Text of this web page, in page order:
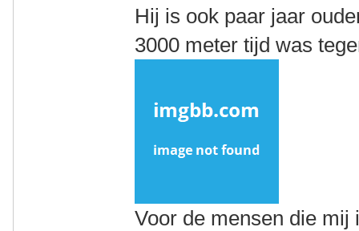
Hij is ook paar jaar
3000 meter tijd was
Voor de mensen die mij